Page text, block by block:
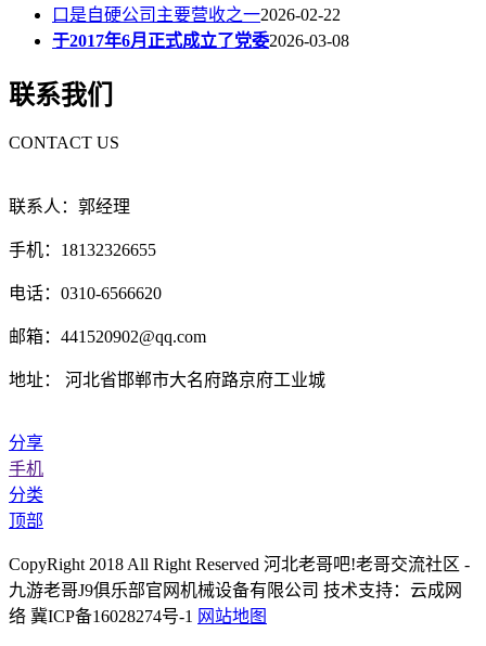
口是自硬公司主要营收之一2026-02-22
于2017年6月正式成立了党委2026-03-08
联系我们
CONTACT US
联系人：郭经理
手机：18132326655
电话：0310-6566620
邮箱：441520902@qq.com
地址： 河北省邯郸市大名府路京府工业城
分享
手机
分类
顶部
CopyRight 2018 All Right Reserved 河北老哥吧!老哥交流社区 -
九游老哥J9俱乐部官网机械设备有限公司 技术支持：云成网
络 冀ICP备16028274号-1 网站地图